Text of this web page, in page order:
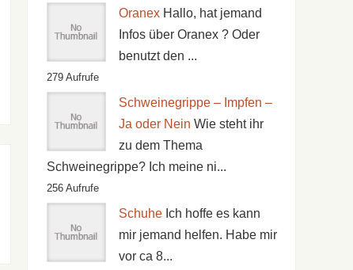
Oranex Hallo, hat jemand
Infos über Oranex ? Oder
benutzt den ...
279 Aufrufe
Schweinegrippe – Impfen –
Ja oder Nein Wie steht ihr
zu dem Thema
Schweinegrippe? Ich meine ni...
256 Aufrufe
Schuhe Ich hoffe es kann
mir jemand helfen. Habe mir
vor ca 8...